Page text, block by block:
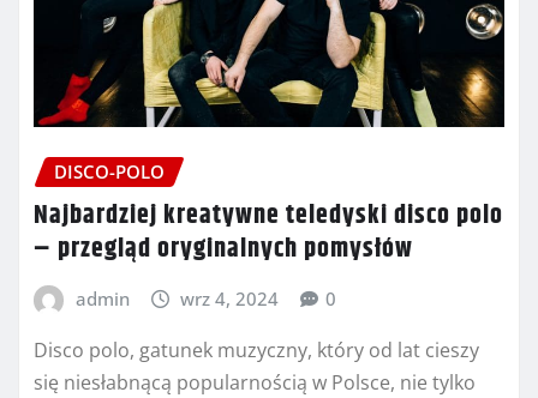
DISCO-POLO
Najbardziej kreatywne teledyski disco polo
– przegląd oryginalnych pomysłów
admin wrz 4, 2024 0
Disco polo, gatunek muzyczny, który od lat cieszy
się niesłabnącą popularnością w Polsce, nie tylko